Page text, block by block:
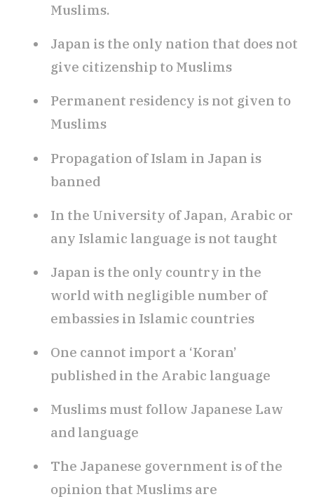
Muslims.
Japan is the only nation that does not
give citizenship to Muslims
Permanent residency is not given to
Muslims
Propagation of Islam in Japan is
banned
In the University of Japan, Arabic or
any Islamic language is not taught
Japan is the only country in the
world with negligible number of
embassies in Islamic countries
One cannot import a ‘Koran’
published in the Arabic language
Muslims must follow Japanese Law
and language
The Japanese government is of the
opinion that Muslims are